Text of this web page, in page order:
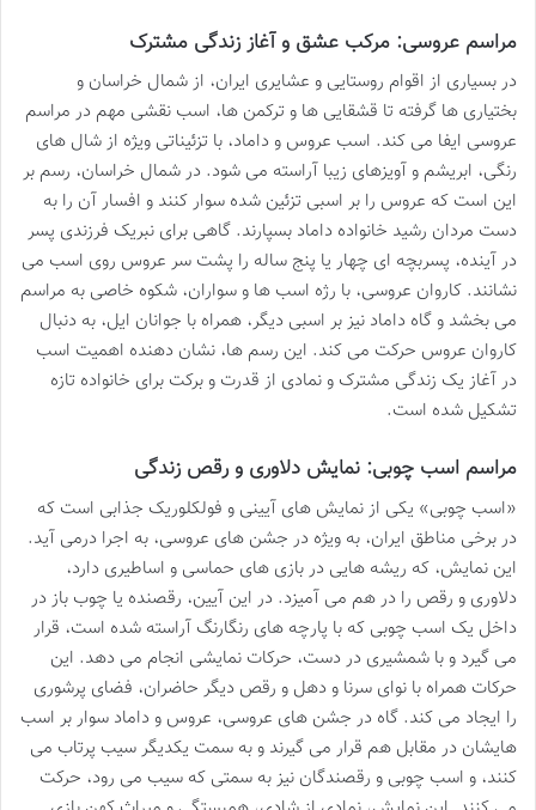
مراسم عروسی: مرکب عشق و آغاز زندگی مشترک
در بسیاری از اقوام روستایی و عشایری ایران، از شمال خراسان و
بختیاری ها گرفته تا قشقایی ها و ترکمن ها، اسب نقشی مهم در مراسم
عروسی ایفا می کند. اسب عروس و داماد، با تزئیناتی ویژه از شال های
رنگی، ابریشم و آویزهای زیبا آراسته می شود. در شمال خراسان، رسم بر
این است که عروس را بر اسبی تزئین شده سوار کنند و افسار آن را به
دست مردان رشید خانواده داماد بسپارند. گاهی برای نبریک فرزندی پسر
در آینده، پسربچه ای چهار یا پنج ساله را پشت سر عروس روی اسب می
نشانند. کاروان عروسی، با رژه اسب ها و سواران، شکوه خاصی به مراسم
می بخشد و گاه داماد نیز بر اسبی دیگر، همراه با جوانان ایل، به دنبال
کاروان عروس حرکت می کند. این رسم ها، نشان دهنده اهمیت اسب
در آغاز یک زندگی مشترک و نمادی از قدرت و برکت برای خانواده تازه
تشکیل شده است.
مراسم اسب چوبی: نمایش دلاوری و رقص زندگی
«اسب چوبی» یکی از نمایش های آیینی و فولکلوریک جذابی است که
در برخی مناطق ایران، به ویژه در جشن های عروسی، به اجرا درمی آید.
این نمایش، که ریشه هایی در بازی های حماسی و اساطیری دارد،
دلاوری و رقص را در هم می آمیزد. در این آیین، رقصنده یا چوب باز در
داخل یک اسب چوبی که با پارچه های رنگارنگ آراسته شده است، قرار
می گیرد و با شمشیری در دست، حرکات نمایشی انجام می دهد. این
حرکات همراه با نوای سرنا و دهل و رقص دیگر حاضران، فضای پرشوری
را ایجاد می کند. گاه در جشن های عروسی، عروس و داماد سوار بر اسب
هایشان در مقابل هم قرار می گیرند و به سمت یکدیگر سیب پرتاب می
کنند، و اسب چوبی و رقصندگان نیز به سمتی که سیب می رود، حرکت